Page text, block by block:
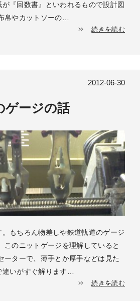
『回数書』といわれるもので設計図
帛やカットソーの…
続きを読む
2012-06-30
ージの話
もちろん物差しや鉄道軌道のゲージ
このニットゲージを理解していると
ーターで、薄手とか厚手などは見た
いがすぐ解ります…
続きを読む